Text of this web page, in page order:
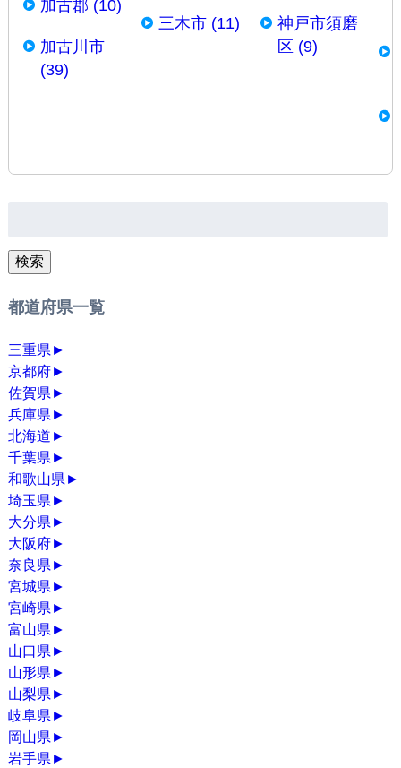
加古郡 (10)
加古川市
(39)
三木市 (11)
神戸市須磨
区 (9)
検索
都道府県一覧
三重県 ►
京都府►
佐賀県 ►
兵庫県 ►
北海道 ►
千葉県 ►
和歌山県 ►
埼玉県 ►
大分県 ►
大阪府►
奈良県 ►
宮城県 ►
宮崎県 ►
富山県 ►
山口県 ►
山形県 ►
山梨県 ►
岐阜県 ►
岡山県 ►
岩手県 ►